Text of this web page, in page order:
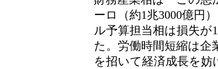
ーロ（約1兆3000億円
ル予算担当相は損失が
た。労働時間短縮は企
を招いて経済成長を